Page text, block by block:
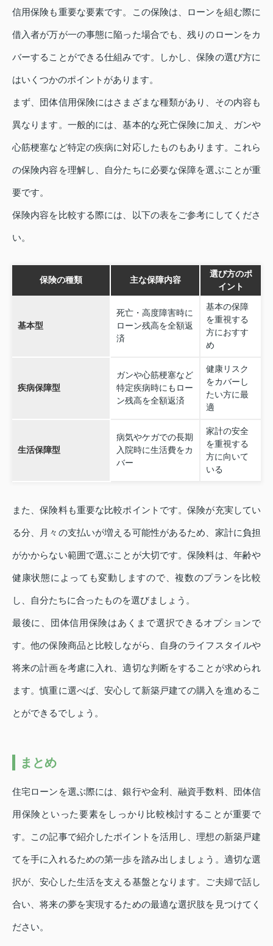
信用保険も重要な要素です。この保険は、ローンを組む際に
借入者が万が一の事態に陥った場合でも、残りのローンをカ
バーすることができる仕組みです。しかし、保険の選び方に
はいくつかのポイントがあります。
まず、団体信用保険にはさまざまな種類があり、その内容も
異なります。一般的には、基本的な死亡保険に加え、ガンや
心筋梗塞など特定の疾病に対応したものもあります。これら
の保険内容を理解し、自分たちに必要な保障を選ぶことが重
要です。
保険内容を比較する際には、以下の表をご参考にしてくださ
い。
保険の種類 主な保障内容
選び方のポ
イント
基本型
死亡・高度障害時に
ローン残高を全額返
済
基本の保障
を重視する
方におすす
め
疾病保障型
ガンや心筋梗塞など
特定疾病時にもロー
ン残高を全額返済
健康リスク
をカバーし
たい方に最
適
生活保障型
病気やケガでの長期
入院時に生活費をカ
バー
家計の安全
を重視する
方に向いて
いる
また、保険料も重要な比較ポイントです。保険が充実してい
る分、月々の支払いが増える可能性があるため、家計に負担
がかからない範囲で選ぶことが大切です。保険料は、年齢や
健康状態によっても変動しますので、複数のプランを比較
し、自分たちに合ったものを選びましょう。
最後に、団体信用保険はあくまで選択できるオプションで
す。他の保険商品と比較しながら、自身のライフスタイルや
将来の計画を考慮に入れ、適切な判断をすることが求められ
ます。慎重に選べば、安心して新築戸建ての購入を進めるこ
とができるでしょう。
まとめ
住宅ローンを選ぶ際には、銀行や金利、融資手数料、団体信
用保険といった要素をしっかり比較検討することが重要で
す。この記事で紹介したポイントを活用し、理想の新築戸建
てを手に入れるための第一歩を踏み出しましょう。適切な選
択が、安心した生活を支える基盤となります。ご夫婦で話し
合い、将来の夢を実現するための最適な選択肢を見つけてく
ださい。